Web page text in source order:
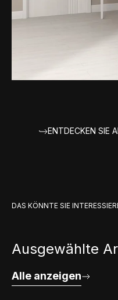
ENTDECKEN SIE
DAS KÖNNTE SIE
Ausgewählte
Alle anzeigen